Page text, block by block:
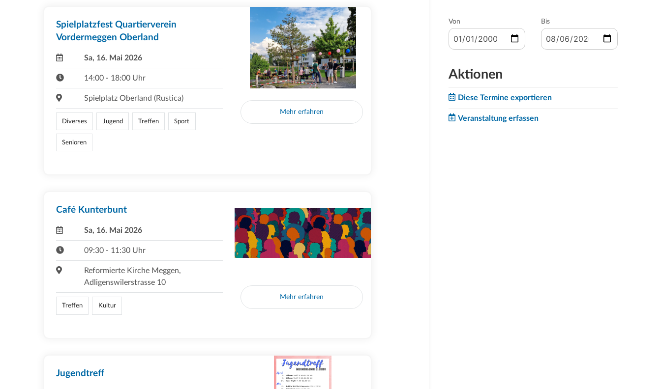
Spielplatzfest Quartierverein
Vordermeggen Oberland
Sa, 16. Mai 2026
14:00 - 18:00 Uhr
Spielplatz Oberland (Rustica)
Diverses Jugend Treffen Sport
Senioren
Mehr erfahren
Café Kunterbunt
Sa, 16. Mai 2026
09:30 - 11:30 Uhr
Reformierte Kirche Meggen,
Adligenswilerstrasse 10
Treffen Kultur
Mehr erfahren
Jugendtreff
Von Bis
Aktionen
Diese Termine exportieren
Veranstaltung erfassen